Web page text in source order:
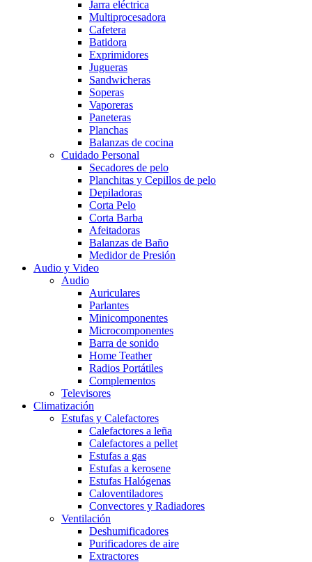
Jarra eléctrica
Multiprocesadora
Cafetera
Batidora
Exprimidores
Jugueras
Sandwicheras
Soperas
Vaporeras
Paneteras
Planchas
Balanzas de cocina
Cuidado Personal
Secadores de pelo
Planchitas y Cepillos de pelo
Depiladoras
Corta Pelo
Corta Barba
Afeitadoras
Balanzas de Baño
Medidor de Presión
Audio y Video
Audio
Auriculares
Parlantes
Minicomponentes
Microcomponentes
Barra de sonido
Home Teather
Radios Portátiles
Complementos
Televisores
Climatización
Estufas y Calefactores
Calefactores a leña
Calefactores a pellet
Estufas a gas
Estufas a kerosene
Estufas Halógenas
Caloventiladores
Convectores y Radiadores
Ventilación
Deshumificadores
Purificadores de aire
Extractores